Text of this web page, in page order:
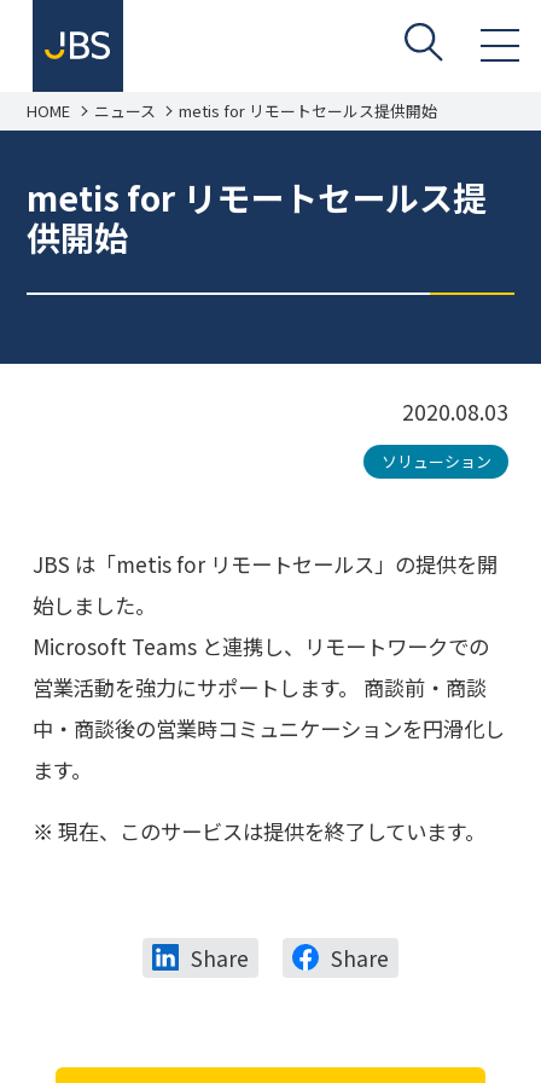
HOME ニュース metis for リモートセールス提供開始
metis for リモートセールス提
供開始
2020.08.03
ソリューション
JBS は「metis for リモートセールス」の提供を開
始しました。
Microsoft Teams と連携し、リモートワークでの
営業活動を強力にサポートします。 商談前・商談
中・商談後の営業時コミュニケーションを円滑化し
ます。
現在、このサービスは提供を終了しています。
Share Share